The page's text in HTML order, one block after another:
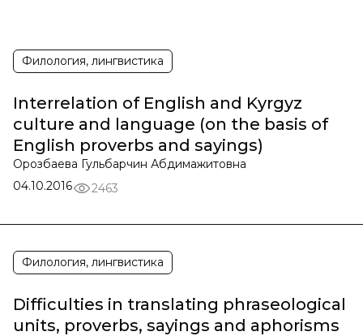
Филология, лингвистика
Interrelation of English and Kyrgyz
culture and language (on the basis of
English proverbs and sayings)
Орозбаева Гульбарчин Абдимажитовна
04.10.2016
2463
Филология, лингвистика
Difficulties in translating phraseological
units, proverbs, sayings and aphorisms